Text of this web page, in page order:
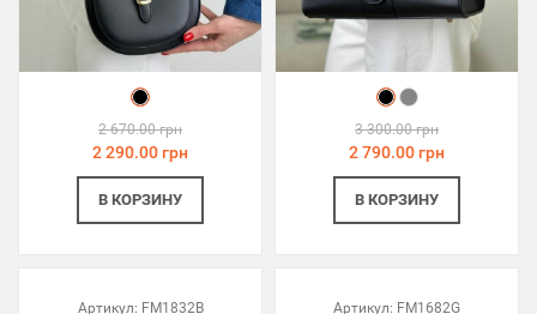
2 670.00 грн
2 290.00 грн
В КОРЗИНУ
3 300.00 грн
2 790.00 грн
В КОРЗИНУ
Артикул: FM1832B Артикул: FM1682G